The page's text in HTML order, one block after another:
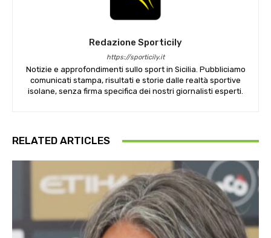
Redazione Sporticily
https://sporticily.it
Notizie e approfondimenti sullo sport in Sicilia. Pubbliciamo
comunicati stampa, risultati e storie dalle realtà sportive
isolane, senza firma specifica dei nostri giornalisti esperti.
RELATED ARTICLES